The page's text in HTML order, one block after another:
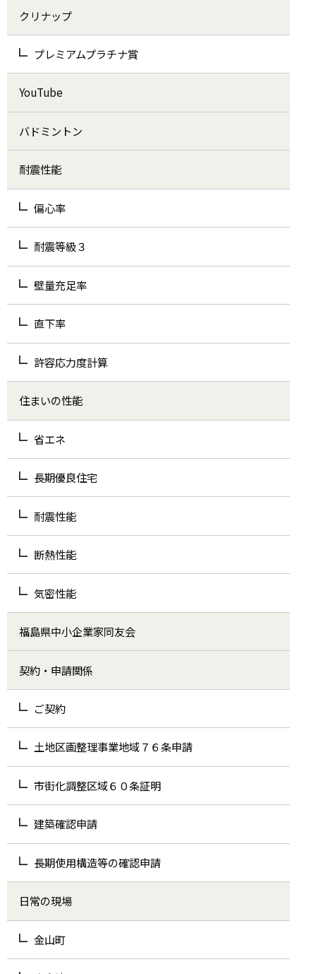
クリナップ
プレミアムプラチナ賞
YouTube
バドミントン
耐震性能
偏心率
耐震等級３
壁量充足率
直下率
許容応力度計算
住まいの性能
省エネ
長期優良住宅
耐震性能
断熱性能
気密性能
福島県中小企業家同友会
契約・申請関係
ご契約
土地区画整理事業地域７６条申請
市街化調整区域６０条証明
建築確認申請
長期使用構造等の確認申請
日常の現場
金山町